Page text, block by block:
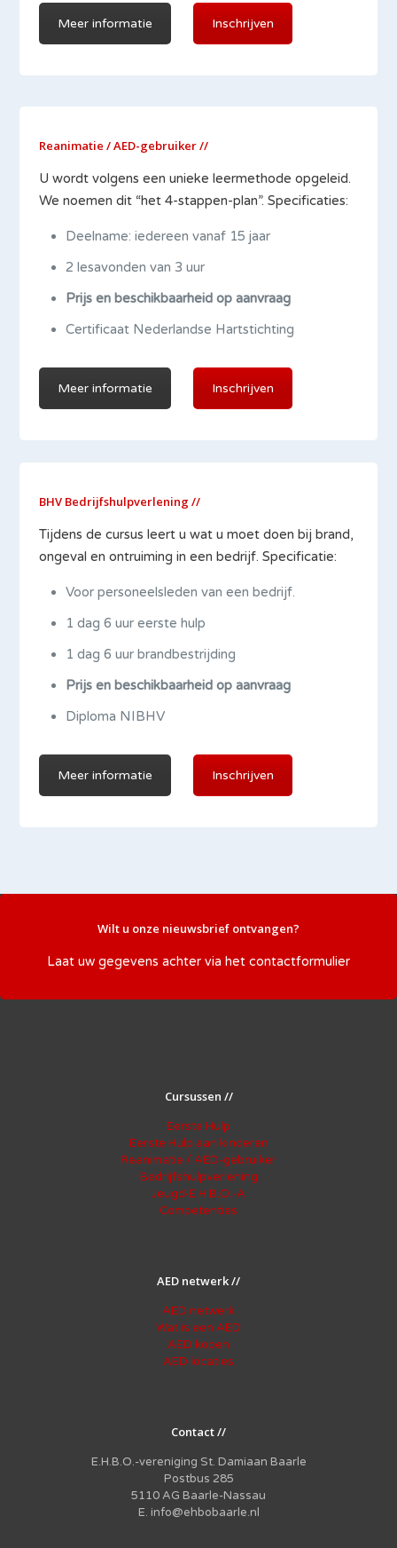
Meer informatie Inschrijven
Reanimatie / AED-gebruiker //
U wordt volgens een unieke leermethode opgeleid.
We noemen dit “het 4-stappen-plan”. Specificaties:
Deelname: iedereen vanaf 15 jaar
2 lesavonden van 3 uur
Prijs en beschikbaarheid op aanvraag
Certificaat Nederlandse Hartstichting
Meer informatie Inschrijven
BHV Bedrijfshulpverlening //
Tijdens de cursus leert u wat u moet doen bij brand,
ongeval en ontruiming in een bedrijf. Specificatie:
Voor personeelsleden van een bedrijf.
1 dag 6 uur eerste hulp
1 dag 6 uur brandbestrijding
Prijs en beschikbaarheid op aanvraag
Diploma NIBHV
Meer informatie Inschrijven
Wilt u onze nieuwsbrief ontvangen?
Laat uw gegevens achter via het contactformulier
Cursussen //
Eerste Hulp
Eerste Hulp aan kinderen
Reanimatie / AED-gebruiker
Bedrijfshulpverlening
Jeugd-E.H.B.O.-A
Competenties
AED netwerk //
AED netwerk
Wat is een AED
AED kopen
AED locaties
Contact //
E.H.B.O.-vereniging St. Damiaan Baarle
Postbus 285
5110 AG Baarle-Nassau
E. info@ehbobaarle.nl